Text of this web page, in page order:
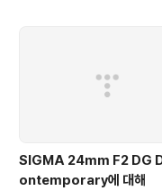
SIGMA 24mm F2 DG
ontemporary에 대해